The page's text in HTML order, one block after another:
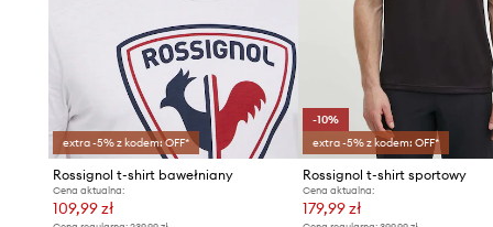
extra -5% z kodem: OFF*
Rossignol t-shirt bawełniany
Cena aktualna:
109,99 zł
-10%
extra -5% z kodem: OFF*
Rossignol t-shirt sportowy
Cena aktualna:
179,99 zł